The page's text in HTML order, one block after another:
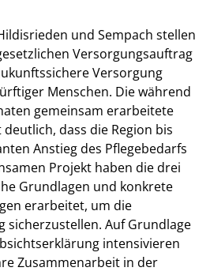
und Sempach stellen
Versorgungsauftrag
Versorgung
Menschen. Die während
gemeinsam erarbeitete
dass die Region bis
Anstieg des Pflegebedarfs
Projekt haben die drei
Grundlagen und konkrete
erarbeitet, um die
sicherzustellen. Auf Grundlage
intensivieren
Zusammenarbeit in der